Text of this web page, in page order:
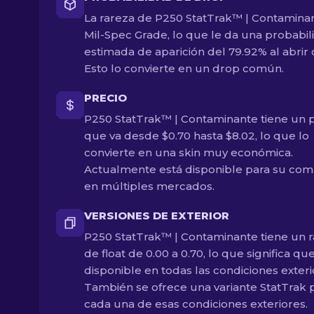
La rareza de P250 StatTrak™ |
Mil-Spec Grade, lo que le da una
estimada de aparición del 79.92% al abrir
Esto lo convierte en un drop común.
PRECIO
P250 StatTrak™ | Contaminante tiene un
que va desde $0.70 hasta $8.02, lo que lo
convierte en una skin muy económica.
Actualmente está disponible para su
en múltiples mercados.
VERSIONES DE EXTERIOR
P250 StatTrak™ | Contaminante tiene un
de float de 0.00 a 0.70, lo que significa
disponible en todas las condiciones
También se ofrece una variante StatTrak
cada una de esas condiciones exteriores.